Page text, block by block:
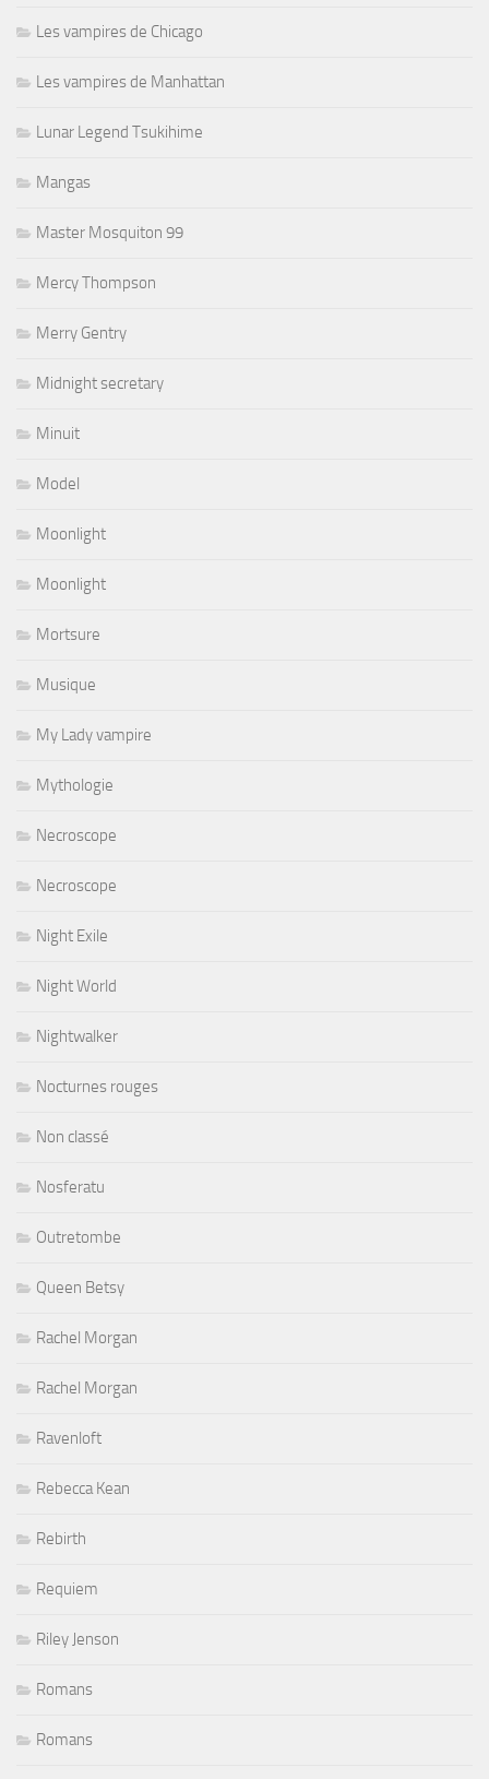
Les vampires de Chicago
Les vampires de Manhattan
Lunar Legend Tsukihime
Mangas
Master Mosquiton 99
Mercy Thompson
Merry Gentry
Midnight secretary
Minuit
Model
Moonlight
Moonlight
Mortsure
Musique
My Lady vampire
Mythologie
Necroscope
Necroscope
Night Exile
Night World
Nightwalker
Nocturnes rouges
Non classé
Nosferatu
Outretombe
Queen Betsy
Rachel Morgan
Rachel Morgan
Ravenloft
Rebecca Kean
Rebirth
Requiem
Riley Jenson
Romans
Romans